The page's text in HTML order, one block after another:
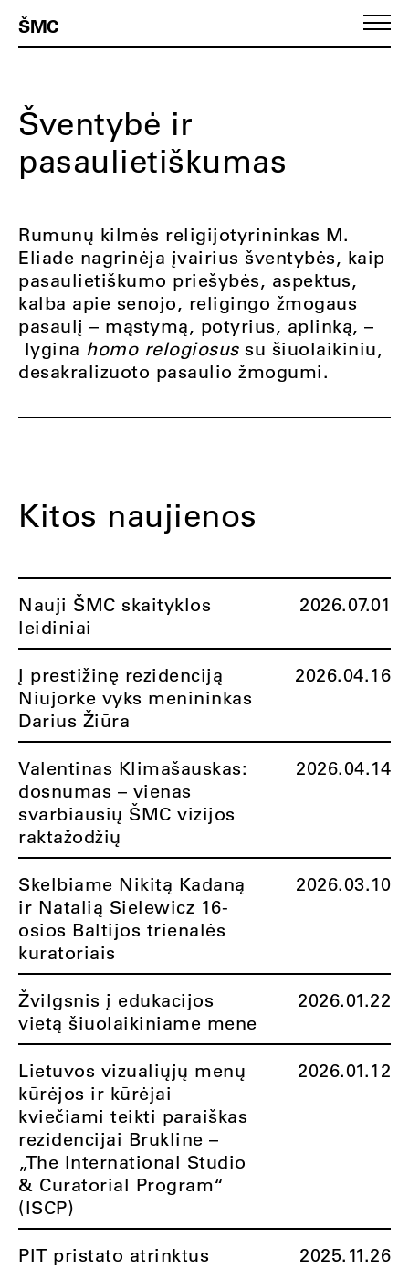
ŠMC
Šventybė ir
pasaulietiškumas
Rumunų kilmės religijotyrininkas M.
Eliade nagrinėja įvairius šventybės, kaip
pasaulietiškumo priešybės, aspektus,
kalba apie senojo, religingo žmogaus
pasaulį – mąstymą, potyrius, aplinką, –
lygina homo relogiosussu šiuolaikiniu,
desakralizuoto pasaulio žmogumi.
Kitos naujienos
Nauji ŠMC skaityklos
leidiniai
2026.07.01
Į prestižinę rezidenciją
Niujorke vyks menininkas
Darius Žiūra
2026.04.16
Valentinas Klimašauskas:
dosnumas – vienas
svarbiausių ŠMC vizijos
raktažodžių
2026.04.14
Skelbiame Nikitą Kadaną
ir Natalią Sielewicz 16-
osios Baltijos trienalės
kuratoriais
2026.03.10
Žvilgsnis į edukacijos
vietą šiuolaikiniame mene
2026.01.22
Lietuvos vizualiųjų menų
kūrėjos ir kūrėjai
kviečiami teikti paraiškas
rezidencijai Brukline –
„The International Studio
& Curatorial Program“
(ISCP)
2026.01.12
PIT pristato atrinktus
2025.11.26